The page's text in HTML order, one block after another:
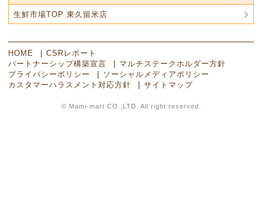
生鮮市場TOP 東久留米店
HOME
CSRレポート
パートナーシップ構築宣言
マルチステークホルダー方針
プライバシーポリシー
ソーシャルメディアポリシー
カスタマーハラスメント対応方針
サイトマップ
© Mami-mart CO.,LTD. All right reserved.